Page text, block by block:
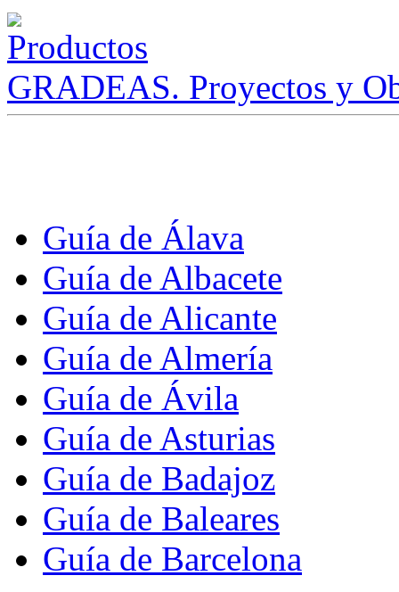
GRADEAS. Proyectos y
Guía de Álava
Guía de Albacete
Guía de Alicante
Guía de Almería
Guía de Ávila
Guía de Asturias
Guía de Badajoz
Guía de Baleares
Guía de Barcelona